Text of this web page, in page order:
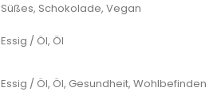
Süßes, Schokolade, Vegan
Essig / Öl, Öl
Essig / Öl, Öl, Gesundheit, Wohlbefinden